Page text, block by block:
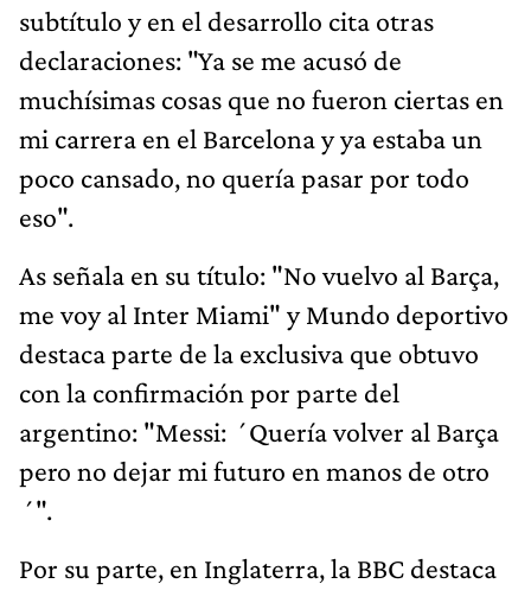
subtítulo y en el desarrollo cita otras
declaraciones: "Ya se me acusó de
muchísimas cosas que no fueron ciertas en
mi carrera en el Barcelona y ya estaba un
poco cansado, no quería pasar por todo
eso".
As señala en su título: "No vuelvo al Barça,
me voy al Inter Miami" y Mundo deportivo
destaca parte de la exclusiva que obtuvo
con la confirmación por parte del
argentino: "Messi: ´Quería volver al Barça
pero no dejar mi futuro en manos de otro
´".
Por su parte, en Inglaterra, la BBC destaca